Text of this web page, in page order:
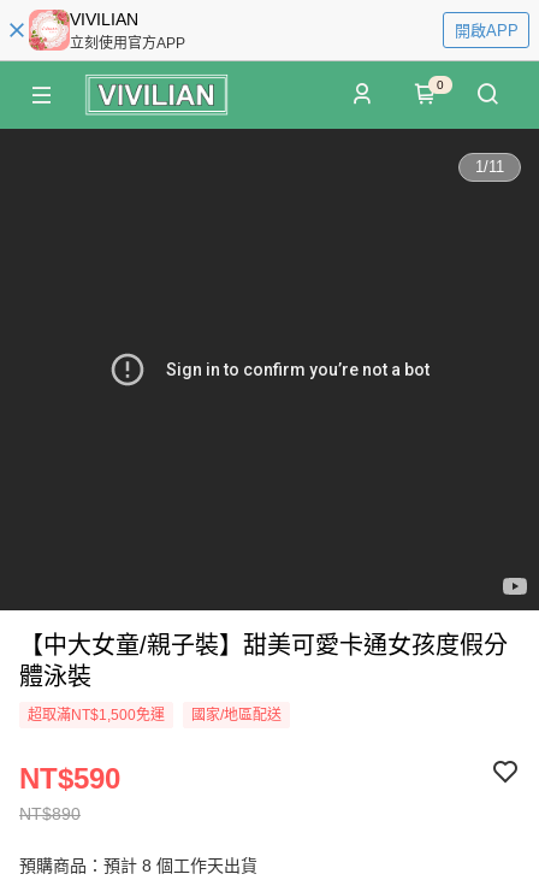
VIVILIAN
立刻使用官方APP
開啟APP
0
1/11
【中大女童/親子裝】甜美可愛卡通女孩度假分
體泳裝
超取滿NT$1,500免運 國家/地區配送
NT$890
NT$590
預購商品：預計 8 個工作天出貨